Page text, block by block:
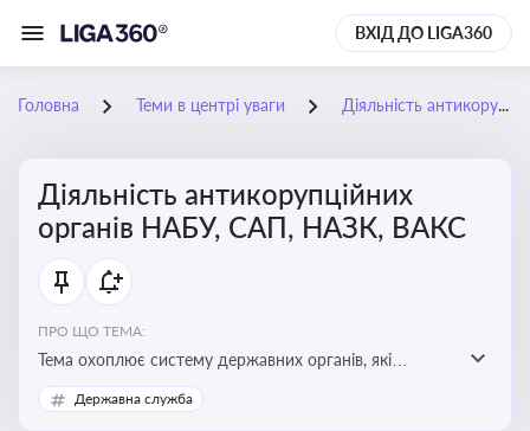
ВХІД ДО LIGA360
Головна Теми в центрі уваги Діяльність антикорупційних органів НАБУ, САП, НАЗК, ВАКС
Діяльність антикорупційних
органів НАБУ, САП, НАЗК, ВАКС
ПРО ЩО ТЕМА:
Тема охоплює систему державних органів, які
здійснюють запобігання, виявлення та розслідування
корупційних правопорушень, що є ключовим
Державна служба